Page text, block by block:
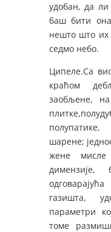
удобан, да
баш бити
нешто што их
седмо небо.
Ципеле.Са
краћом
заобљене,
полупатике,
шарене;
жене мисле
газишта,
параметри
томе